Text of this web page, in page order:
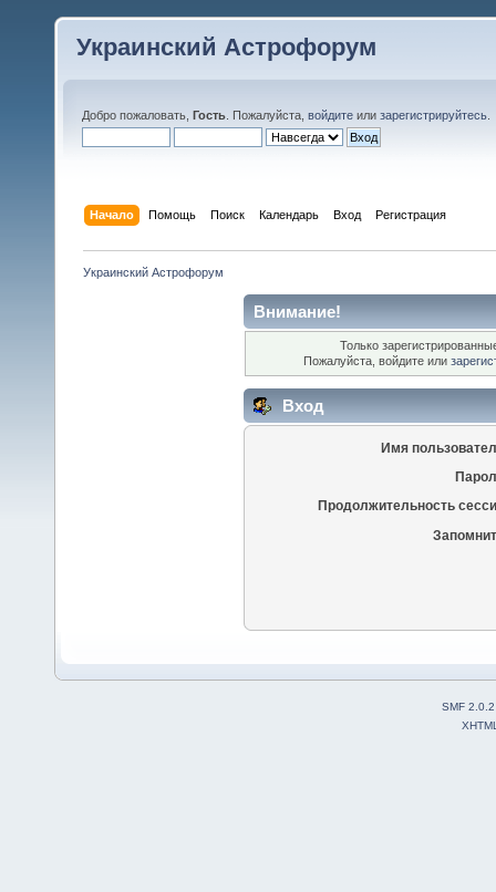
Украинский Астрофорум
Добро пожаловать, Гость . Пожалуйста, войдите или зарегистрируйтесь
Начало Помощь Поиск Календарь Вход Регистрация
Украинский Астрофорум
Внимание!
Только
Пожалуйста, войдите или
Вход
Имя
Продолжительность
SMF 2.0.2